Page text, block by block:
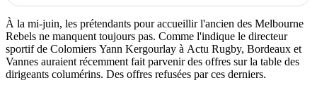
À la mi-juin, les prétendants pour accueillir l'ancien des Melbourne
Rebels ne manquent toujours pas. Comme l'indique le directeur
sportif de Colomiers Yann Kergourlay à Actu Rugby, Bordeaux et
Vannes auraient récemment fait parvenir des offres sur la table des
dirigeants columérins. Des offres refusées par ces derniers.